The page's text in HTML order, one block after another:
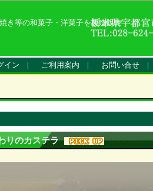
き等の和菓子・洋菓子を製造販売
イン ｜ ご利用案内 ｜ お問い合せ ｜
りのカステラ